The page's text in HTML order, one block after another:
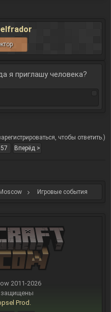
я приглашу человека?
чтобы ответить.)
57 Вперёд >
Игровые события
2011-2026
защищены
Prod.